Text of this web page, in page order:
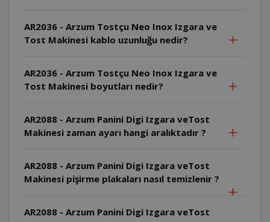
AR2036 - Arzum Tostçu Neo Inox Izgara ve
Tost Makinesi kablo uzunluğu nedir?
AR2036 - Arzum Tostçu Neo Inox Izgara ve
Tost Makinesi boyutları nedir?
AR2088 - Arzum Panini Digi Izgara veTost
Makinesi zaman ayarı hangi aralıktadır ?
AR2088 - Arzum Panini Digi Izgara veTost
Makinesi pişirme plakaları nasıl temizlenir ?
AR2088 - Arzum Panini Digi Izgara veTost